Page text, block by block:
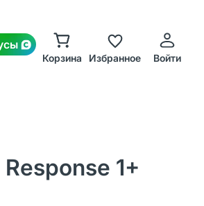
Корзина Избранное Войти
1+